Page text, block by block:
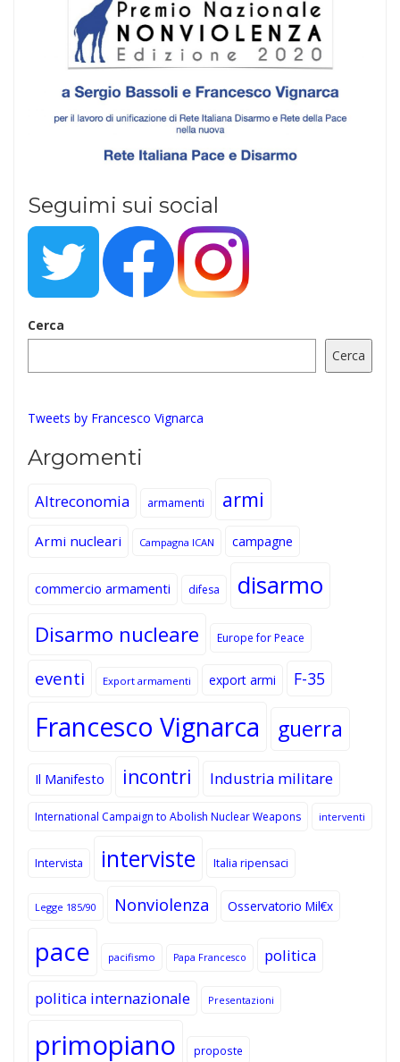
Seguimi sui social
Cerca
Cerca
Tweets by Francesco Vignarca
Argomenti
Altreconomia armamenti armi
Armi nucleari Campagna ICAN campagne
commercio armamenti difesa disarmo
Disarmo nucleare Europe for Peace
eventi Export armamenti export armi F-35
Francesco Vignarca guerra
Il Manifesto incontri Industria militare
International Campaign to Abolish Nuclear Weapons interventi
Intervista interviste Italia ripensaci
Legge 185/90 Nonviolenza Osservatorio Mil€x
pace pacifismo Papa Francesco politica
politica internazionale Presentazioni
primopiano proposte